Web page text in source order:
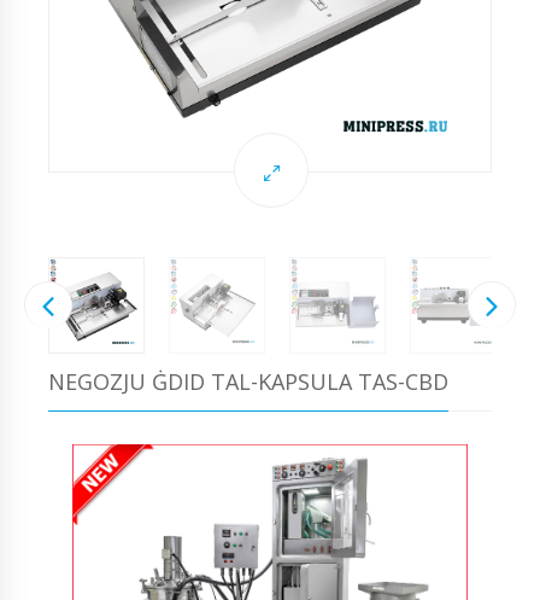
NEGOZJU ĠDID TAL-KAPSULA TAS-CBD